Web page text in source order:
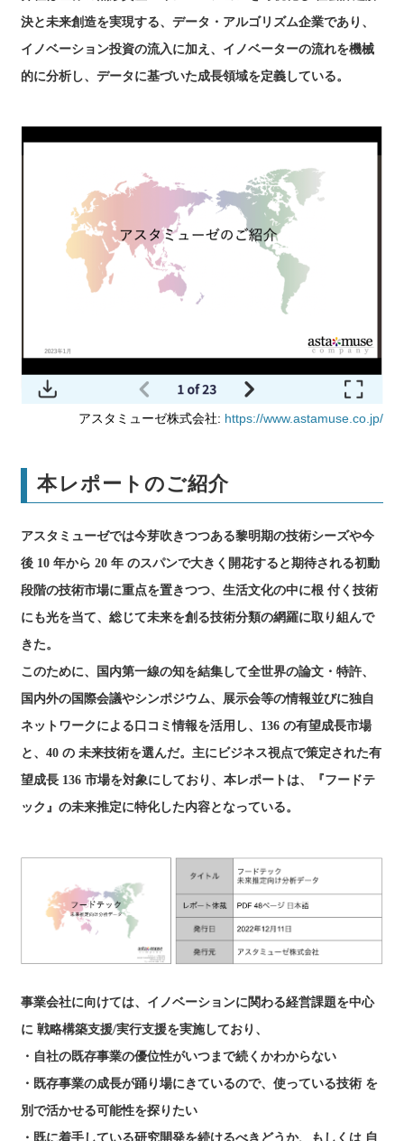
決と未来創造を実現する、データ・アルゴリズム企業であり、
イノベーション投資の流入に加え、イノベーターの流れを機械
的に分析し、データに基づいた成⻑領域を定義している。
アスタミューゼ株式会社: https://www.astamuse.co.jp/
本レポートのご紹介
アスタミューゼでは今芽吹きつつある黎明期の技術シーズや今
後 10 年から 20 年 のスパンで大きく開花すると期待される初動
段階の技術市場に重点を置きつつ、生活文化の中に根 付く技術
にも光を当て、総じて未来を創る技術分類の網羅に取り組んで
きた。
このために、国内第一線の知を結集して全世界の論文・特許、
国内外の国際会議やシンポジウム、展示会等の情報並びに独自
ネットワークによる口コミ情報を活用し、136 の有望成長市場
と、40 の 未来技術を選んだ。主にビジネス視点で策定された有
望成長 136 市場を対象にしており、本レポートは、『フードテ
ック』の未来推定に特化した内容となっている。
事業会社に向けては、イノベーションに関わる経営課題を中心
に 戦略構築支援/実行支援を実施しており、
・自社の既存事業の優位性がいつまで続くかわからない
・既存事業の成長が踊り場にきているので、使っている技術 を
別で活かせる可能性を探りたい
・既に着手している研究開発を続けるべきどうか、もしくは 自